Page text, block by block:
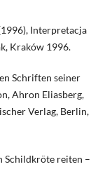
Interpretacja
Kraków 1996.
Schriften seiner
Ahron Eliasberg,
Verlag, Berlin,
Schildkröte reiten –